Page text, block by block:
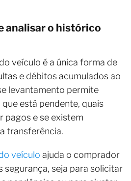
analisar o histórico
veículo é a única forma de
e débitos acumulados ao
levantamento permite
está pendente, quais
pagos e se existem
transferência.
veículo ajuda o comprador
segurança, seja para solicitar